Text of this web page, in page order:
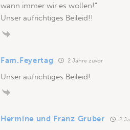
wann immer wir es wollen!“
Unser aufrichtiges Beileid!!
Fam.Feyertag 2 Jahre zuvor
Unser aufrichtiges Beileid!
Hermine und Franz Gruber 2